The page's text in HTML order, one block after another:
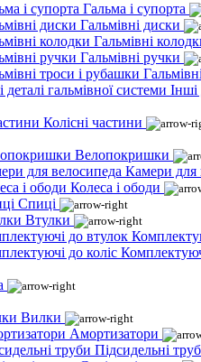
Гальма і супорта
Гальмівні диски
Гальмівні
Гальмівні ручки
Інші
Колісні частини
Велопокришки
Камери для
Колеса і ободи
Спиці
Втулки
Вилки
Амортизатори
Підсидельні